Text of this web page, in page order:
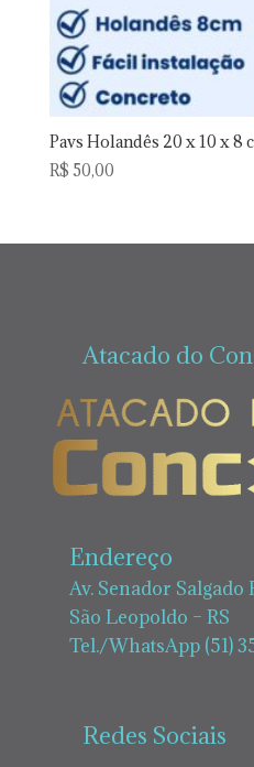
Pavs Holandês 20 x 10 x 8
R$ 50,00
Atacado do
Endereço
Av. Senador Salgado
São Leopoldo – RS
Tel./WhatsApp (51)
Redes Sociais